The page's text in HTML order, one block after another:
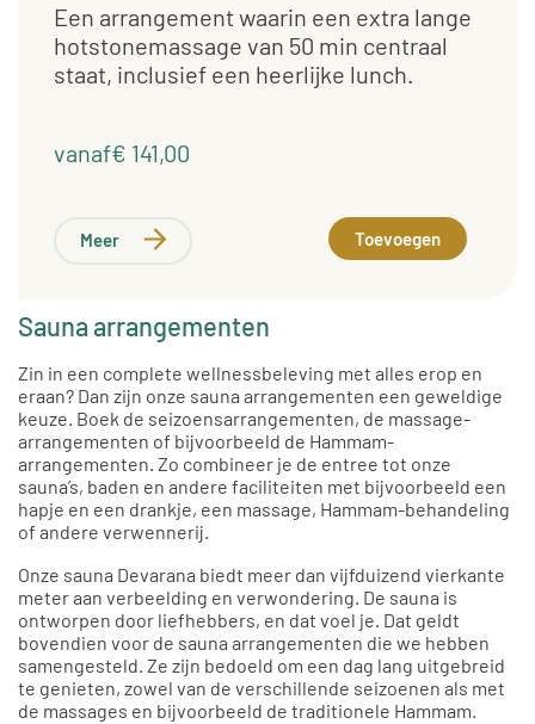
Een arrangement waarin een extra lange
hotstonemassage van 50 min centraal
staat, inclusief een heerlijke lunch.
vanaf€ 141,00
Meer Toevoegen
Sauna arrangementen
Zin in een complete wellnessbeleving met alles erop en
eraan? Dan zijn onze sauna arrangementen een geweldige
keuze. Boek de seizoensarrangementen, de massage-
arrangementen of bijvoorbeeld de Hammam-
arrangementen. Zo combineer je de entree tot onze
sauna’s, baden en andere faciliteiten met bijvoorbeeld een
hapje en een drankje, een massage, Hammam-behandeling
of andere verwennerij.
Onze sauna Devarana biedt meer dan vijfduizend vierkante
meter aan verbeelding en verwondering. De sauna is
ontworpen door liefhebbers, en dat voel je. Dat geldt
bovendien voor de sauna arrangementen die we hebben
samengesteld. Ze zijn bedoeld om een dag lang uitgebreid
te genieten, zowel van de verschillende seizoenen als met
de massages en bijvoorbeeld de traditionele Hammam.